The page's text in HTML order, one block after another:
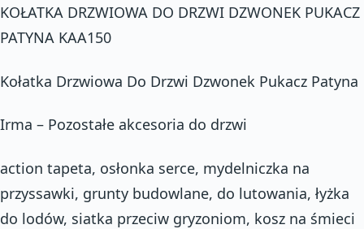
KOŁATKA DRZWIOWA DO DRZWI DZWONEK PUKACZ
PATYNA KAA150
Kołatka Drzwiowa Do Drzwi Dzwonek Pukacz Patyna
Irma – Pozostałe akcesoria do drzwi
action tapeta, osłonka serce, mydelniczka na
przyssawki, grunty budowlane, do lutowania, łyżka
do lodów, siatka przeciw gryzoniom, kosz na śmieci